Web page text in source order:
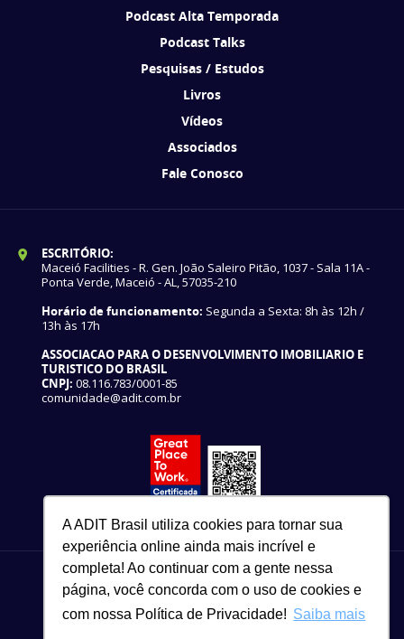
A ADIT Brasil utiliza cookies para tornar sua
experiência online ainda mais incrível e
completa! Ao continuar com a gente nessa
página, você concorda com o uso de cookies e
com nossa Política de Privacidade! Saiba mais
Podcast Alta Temporada
Podcast Talks
Pesquisas / Estudos
Livros
Vídeos
Associados
Fale Conosco
ESCRITÓRIO:
Maceió Facilities - R. Gen. João Saleiro Pitão, 1037 - Sala 11A -
Ponta Verde, Maceió - AL, 57035-210
Horário de funcionamento: Segunda a Sexta: 8h às 12h /
13h às 17h
ASSOCIACAO PARA O DESENVOLVIMENTO IMOBILIARIO E
TURISTICO DO BRASIL
CNPJ: 08.116.783/0001-85
comunidade@adit.com.br